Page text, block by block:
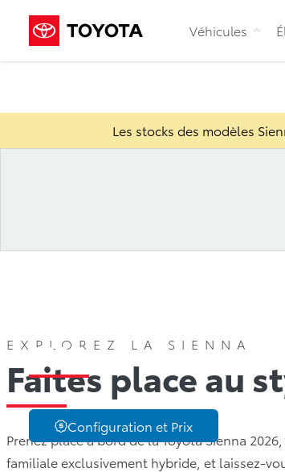
Véhicules
Les stocks des modèles
2026
Configuration et Prix
EXPLOREZ LA SIENNA
Faites place au
Prenez place à bord de la Toyota Sienna
familiale exclusivement hybride, et laissez-